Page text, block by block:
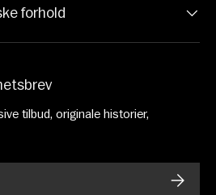
forhold
tilbud, originale historier,